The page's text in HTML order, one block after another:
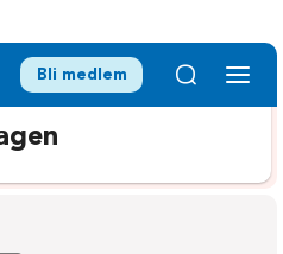
Bli medlem